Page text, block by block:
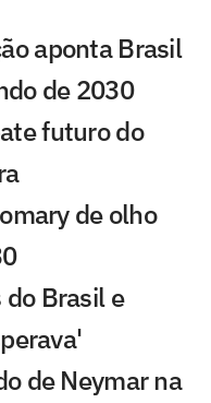
aponta Brasil
de 2030
futuro do
de olho
Brasil e
de Neymar na